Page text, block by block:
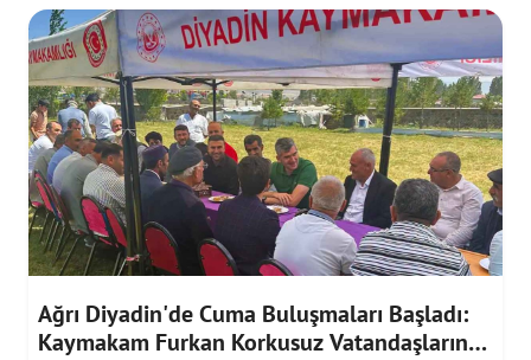
Ağrı Diyadin'de Cuma Buluşmaları Başladı:
Kaymakam Furkan Korkusuz Vatandaşların